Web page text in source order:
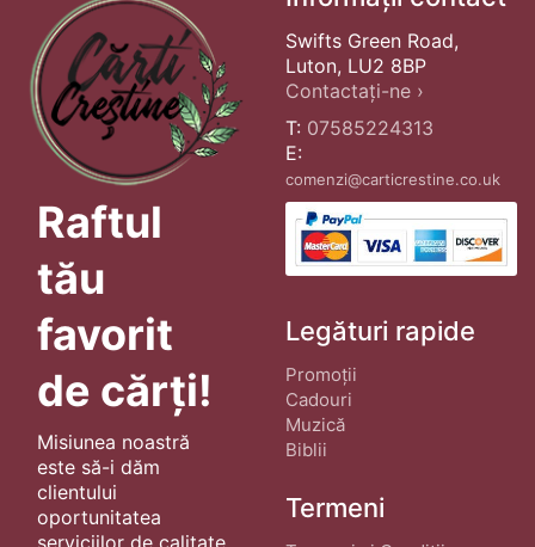
Raftul
tău
favorit
de cărți!
Misiunea noastră
este să-i dăm
clientului
oportunitatea
Swifts Green Road,
Luton, LU2 8BP
Contactați-ne ›
T: 07585224313
E:
comenzi@carticrestine.co.uk
Legături rapide
Promoții
Cadouri
Muzică
Biblii
Termeni